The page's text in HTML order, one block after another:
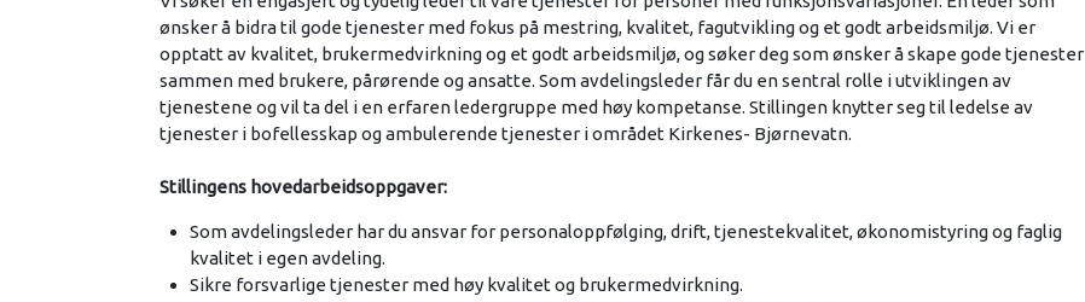
ønsker å bidra til gode tjenester med fokus på mestring, kvalitet, fagutvikling og et godt arbeidsmiljø. Vi er
opptatt av kvalitet, brukermedvirkning og et godt arbeidsmiljø, og søker deg som ønsker å skape gode tjenester
sammen med brukere, pårørende og ansatte. Som avdelingsleder får du en sentral rolle i utviklingen av
tjenestene og vil ta del i en erfaren ledergruppe med høy kompetanse. Stillingen knytter seg til ledelse av
tjenester i bofellesskap og ambulerende tjenester i området Kirkenes- Bjørnevatn.
Stillingens hovedarbeidsoppgaver:
Som avdelingsleder har du ansvar for personaloppfølging, drift, tjenestekvalitet, økonomistyring og faglig
kvalitet i egen avdeling.
Sikre forsvarlige tjenester med høy kvalitet og brukermedvirkning.